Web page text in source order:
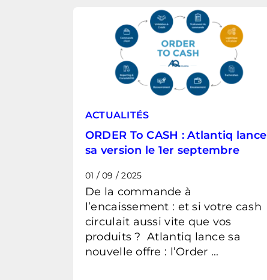
ACTUALITÉS
ORDER To CASH : Atlantiq lance
sa version le 1er septembre
01 / 09 / 2025
De la commande à
l’encaissement : et si votre cash
circulait aussi vite que vos
produits ? Atlantiq lance sa
nouvelle offre : l’Order ...